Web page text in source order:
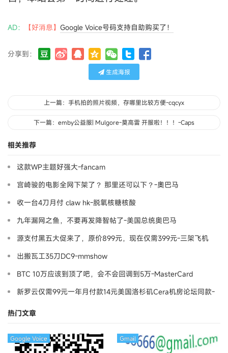
AD： 【好消息】 Google Voice号码支持自助购买了！
分享到：
生成海报
上一篇：手机拍的照片视频，存哪里比较方便-cqcyx
下一篇：emby公益服| Mulgore-莫高雷 开服啦！！！-Caps
相关推荐
这款WP主题好强大-fancam
宫崎骏的电影全网下架了？ 那里还可以下？-奧巴马
收一台4刀月付 claw hk-脱氧核糖核酸
九年漏网之鱼，不要再发降智帖了-美国总统奥巴马
源支付黑五大促来了，原价899元，现在仅需399元-三架飞机
出搬瓦工35刀DC9-mmshow
BTC 10万应该到顶了吧，会不会回调到5万-MasterCard
新罗云仅需99元一年月付款14元美国洛杉矶Cera机房论坛同款-
热门文章
Google Voice Gmail